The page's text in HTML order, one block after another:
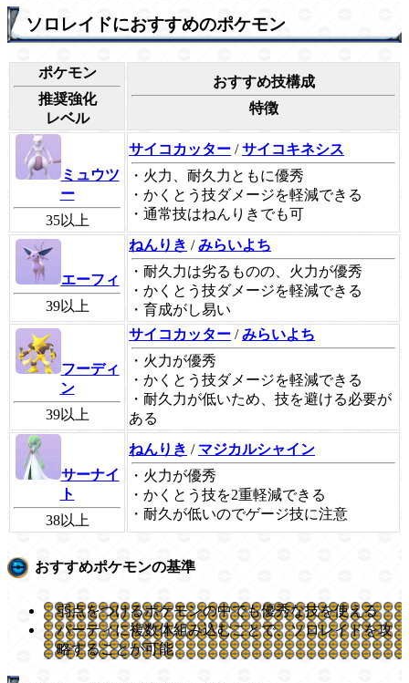
ソロレイドにおすすめのポケモン
ポケモン
推奨強化
レベル
おすすめ技構成
特徴
ミュウツ
ー
35以上
サイコカッター /サイコキネシス
・火力、耐久力ともに優秀
・かくとう技ダメージを軽減できる
・通常技はねんりきでも可
エーフィ
39以上
ねんりき /みらいよち
・耐久力は劣るものの、火力が優秀
・かくとう技ダメージを軽減できる
・育成がし易い
フーディ
ン
39以上
サイコカッター /みらいよち
・火力が優秀
・かくとう技ダメージを軽減できる
・耐久力が低いため、技を避ける必要が
ある
サーナイ
ト
38以上
ねんりき / マジカルシャイン
・火力が優秀
・かくとう技を2重軽減できる
・耐久が低いのでゲージ技に注意
おすすめポケモンの基準
弱点をつけるポケモンの中でも優秀な技を使える
パーティに複数体組み込むことで、ソロレイドを攻
略することが可能